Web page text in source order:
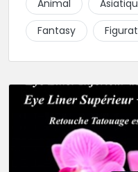
"match" pas, tu ne
écoute beaucoup
Projets qui sont
pas.
Animal
Fantasy